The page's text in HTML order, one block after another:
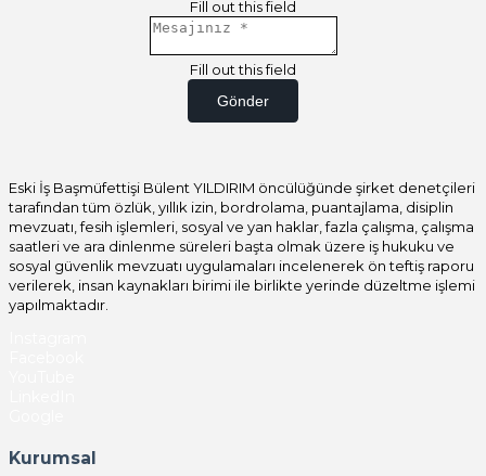
Fill out this field
Fill out this field
Gönder
Eski İş Başmüfettişi Bülent YILDIRIM öncülüğünde şirket denetçileri
tarafından tüm özlük, yıllık izin, bordrolama, puantajlama, disiplin
mevzuatı, fesih işlemleri, sosyal ve yan haklar, fazla çalışma, çalışma
saatleri ve ara dinlenme süreleri başta olmak üzere iş hukuku ve
sosyal güvenlik mevzuatı uygulamaları incelenerek ön teftiş raporu
verilerek, insan kaynakları birimi ile birlikte yerinde düzeltme işlemi
yapılmaktadır.
Kurumsal